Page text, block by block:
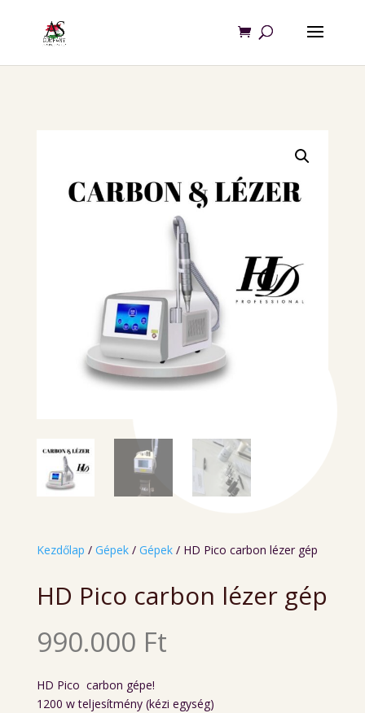
Kezdőlap / Gépek/ Gépek/ HD Pico carbon lézer gép
HD Pico carbon lézer gép
990.000 Ft
HD Pico carbon gépe!
1200 w teljesítmény (kézi egység)